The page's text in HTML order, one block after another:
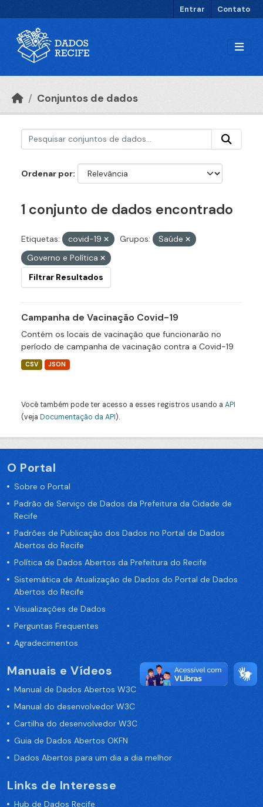
Entrar Contato
Conjuntos de dados
Ordenar por
1 conjunto de dados encontrado
Etiquetas: covid-19 Grupos:
Saúde
Governo e Política
Filtrar Resultados
Campanha de Vacinação Covid-19
Contém os locais de vacinação que funcionarão no
período de campanha de vacinação contra a Covid-19
CSV JSON
Você também pode ter acesso a esses registros usando a API
(veja Documentação da API).
O Portal
Sobre o Portal
Padrão de Serviço de Dados da Prefeitura da Cidade de
Recife
Padrões de Publicação dos Dados no Portal de Dados
Abertos do Recife
Política de Dados Abertos da Prefeitura do Recife
Sistemática de Atualização de Dados do Portal de Dados
Abertos do Recife
Visualizações de Dados
Perguntas Frequentes
Agradecimentos
Manuais e Vídeos
Manual de Dados Abertos W3C
Manual do desenvolvedor W3C
Cartilha do desenvolvedor W3C
Guia de Dados Abertos OKFN
Dados Abertos para um dia a dia melhor
Links de Interesse
Hub de Dados Recife